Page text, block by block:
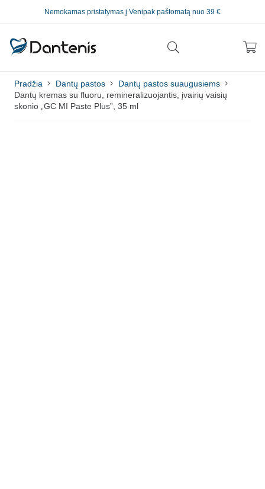
Nemokamas pristatymas į Venipak paštomatą nuo 39 €
Pradžia Dantų pastos
Dantų pastos suaugusiems
Dantų kremas su fluoru, remineralizuojantis, įvairių vaisių
skonio „GC MI Paste Plus”, 35 ml